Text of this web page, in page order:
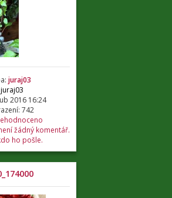
juraj03
juraj03
2016 16:24
742
žádný komentář.
ho pošle.